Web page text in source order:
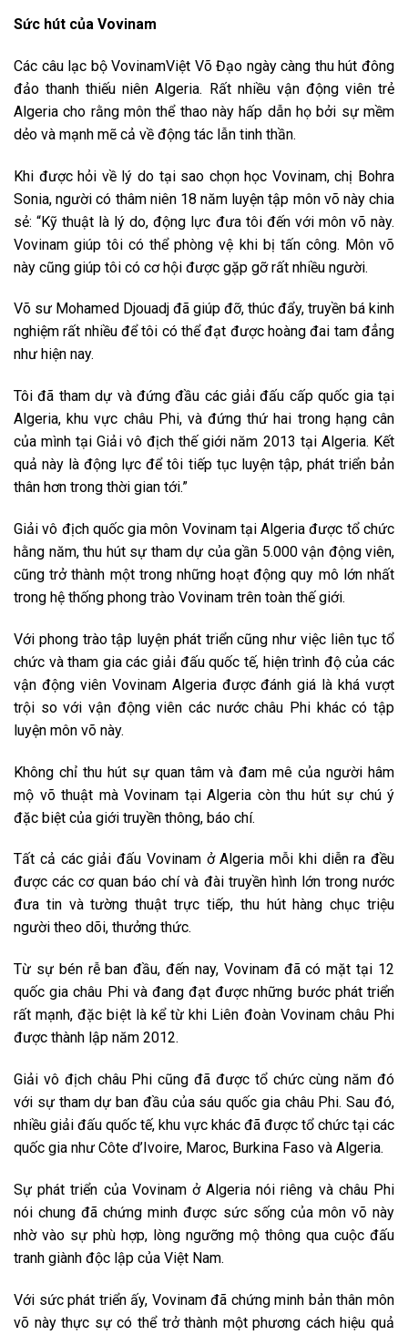
Sức hút của Vovinam
Các câu lạc bộ VovinamViệt Võ Đạo ngày càng thu hút đông
đảo thanh thiếu niên Algeria. Rất nhiều vận động viên trẻ
Algeria cho rằng môn thể thao này hấp dẫn họ bởi sự mềm
dẻo và mạnh mẽ cả về động tác lẫn tinh thần.
Khi được hỏi về lý do tại sao chọn học Vovinam, chị Bohra
Sonia, người có thâm niên 18 năm luyện tập môn võ này chia
sẻ: “Kỹ thuật là lý do, động lực đưa tôi đến với môn võ này.
Vovinam giúp tôi có thể phòng vệ khi bị tấn công. Môn võ
này cũng giúp tôi có cơ hội được gặp gỡ rất nhiều người.
Võ sư Mohamed Djouadj đã giúp đỡ, thúc đẩy, truyền bá kinh
nghiệm rất nhiều để tôi có thể đạt được hoàng đai tam đẳng
như hiện nay.
Tôi đã tham dự và đứng đầu các giải đấu cấp quốc gia tại
Algeria, khu vực châu Phi, và đứng thứ hai trong hạng cân
của mình tại Giải vô địch thế giới năm 2013 tại Algeria. Kết
quả này là động lực để tôi tiếp tục luyện tập, phát triển bản
thân hơn trong thời gian tới.”
Giải vô địch quốc gia môn Vovinam tại Algeria được tổ chức
hằng năm, thu hút sự tham dự của gần 5.000 vận động viên,
cũng trở thành một trong những hoạt động quy mô lớn nhất
trong hệ thống phong trào Vovinam trên toàn thế giới.
Với phong trào tập luyện phát triển cũng như việc liên tục tổ
chức và tham gia các giải đấu quốc tế, hiện trình độ của các
vận động viên Vovinam Algeria được đánh giá là khá vượt
trội so với vận động viên các nước châu Phi khác có tập
luyện môn võ này.
Không chỉ thu hút sự quan tâm và đam mê của người hâm
mộ võ thuật mà Vovinam tại Algeria còn thu hút sự chú ý
đặc biệt của giới truyền thông, báo chí.
Tất cả các giải đấu Vovinam ở Algeria mỗi khi diễn ra đều
được các cơ quan báo chí và đài truyền hình lớn trong nước
đưa tin và tường thuật trực tiếp, thu hút hàng chục triệu
người theo dõi, thưởng thức.
Từ sự bén rễ ban đầu, đến nay, Vovinam đã có mặt tại 12
quốc gia châu Phi và đang đạt được những bước phát triển
rất mạnh, đặc biệt là kể từ khi Liên đoàn Vovinam châu Phi
được thành lập năm 2012.
Giải vô địch châu Phi cũng đã được tổ chức cùng năm đó
với sự tham dự ban đầu của sáu quốc gia châu Phi. Sau đó,
nhiều giải đấu quốc tế, khu vực khác đã được tổ chức tại các
quốc gia như Côte d’Ivoire, Maroc, Burkina Faso và Algeria.
Sự phát triển của Vovinam ở Algeria nói riêng và châu Phi
nói chung đã chứng minh được sức sống của môn võ này
nhờ vào sự phù hợp, lòng ngưỡng mộ thông qua cuộc đấu
tranh giành độc lập của Việt Nam.
Với sức phát triển ấy, Vovinam đã chứng minh bản thân môn
võ này thực sự có thể trở thành một phương cách hiệu quả